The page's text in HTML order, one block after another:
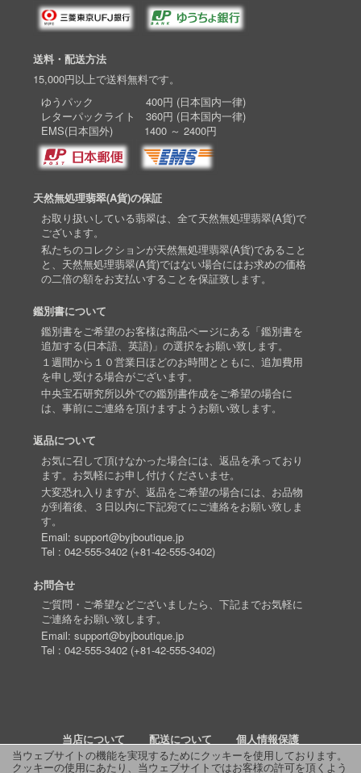
当ウェブサイトの機能を実現するためにクッキーを使用しております。
クッキーの使用にあたり、当ウェブサイトではお客様の許可を頂くよう
送料・配送方法
15,000円以上で送料無料です。
ゆうパック 400円 (日本国内一律)
レターパックライト 360円 (日本国内一律)
EMS(日本国外) 1400 ～ 2400円
天然無処理翡翠(A貨)の保証
お取り扱いしている翡翠は、全て天然無処理翡翠(A貨)で
ございます。
私たちのコレクションが天然無処理翡翠(A貨)であること
と、天然無処理翡翠(A貨)ではない場合にはお求めの価格
の二倍の額をお支払いすることを保証致します。
鑑別書について
鑑別書をご希望のお客様は商品ページにある「鑑別書を
追加する(日本語、英語)」の選択をお願い致します。
１週間から１０営業日ほどのお時間とともに、追加費用
を申し受ける場合がございます。
中央宝石研究所以外での鑑別書作成をご希望の場合に
は、事前にご連絡を頂けますようお願い致します。
返品について
お気に召して頂けなかった場合には、返品を承っており
ます。お気軽にお申し付けくださいませ。
大変恐れ入りますが、返品をご希望の場合には、お品物
が到着後、３日以内に下記宛てにご連絡をお願い致しま
す。
Email: support@byjboutique.jp
Tel : 042-555-3402(+81-42-555-3402)
お問合せ
ご質問・ご希望などございましたら、下記までお気軽に
ご連絡をお願い致します。
Email: support@byjboutique.jp
Tel : 042-555-3402(+81-42-555-3402)
当店について 配送について
個人情報保護
詳細検索
よくあるご質問 お問い合わせ RSS